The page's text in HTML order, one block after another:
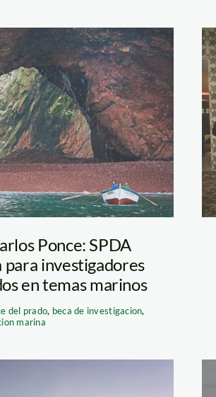
Ponce: SPDA
para investigadores
en temas marinos
del prado, beca de investigacion,
marina